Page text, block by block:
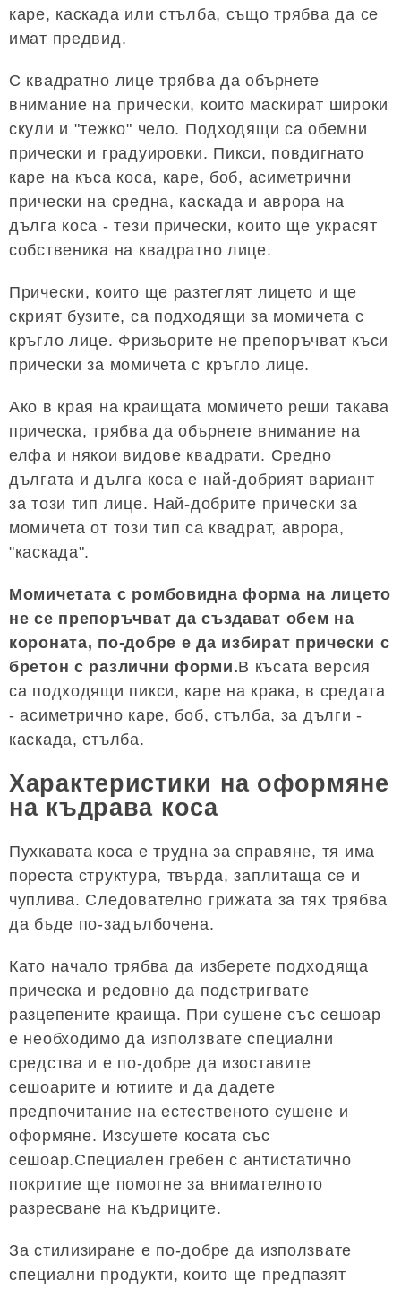
каре, каскада или стълба, също трябва да се
имат предвид.
С квадратно лице трябва да обърнете
внимание на прически, които маскират широки
скули и "тежко" чело. Подходящи са обемни
прически и градуировки. Пикси, повдигнато
каре на къса коса, каре, боб, асиметрични
прически на средна, каскада и аврора на
дълга коса - тези прически, които ще украсят
собственика на квадратно лице.
Прически, които ще разтеглят лицето и ще
скрият бузите, са подходящи за момичета с
кръгло лице. Фризьорите не препоръчват къси
прически за момичета с кръгло лице.
Ако в края на краищата момичето реши такава
прическа, трябва да обърнете внимание на
елфа и някои видове квадрати. Средно
дългата и дълга коса е най-добрият вариант
за този тип лице. Най-добрите прически за
момичета от този тип са квадрат, аврора,
"каскада".
Момичетата с ромбовидна форма на лицето
не се препоръчват да създават обем на
короната, по-добре е да избират прически с
бретон с различни форми.В късата версия
са подходящи пикси, каре на крака, в средата
- асиметрично каре, боб, стълба, за дълги -
каскада, стълба.
Характеристики на оформяне
на къдрава коса
Пухкавата коса е трудна за справяне, тя има
пореста структура, твърда, заплитаща се и
чуплива. Следователно грижата за тях трябва
да бъде по-задълбочена.
Като начало трябва да изберете подходяща
прическа и редовно да подстригвате
разцепените краища. При сушене със сешоар
е необходимо да използвате специални
средства и е по-добре да изоставите
сешоарите и ютиите и да дадете
предпочитание на естественото сушене и
оформяне. Изсушете косата със
сешоар.Специален гребен с антистатично
покритие ще помогне за внимателното
разресване на къдриците.
За стилизиране е по-добре да използвате
специални продукти, които ще предпазят